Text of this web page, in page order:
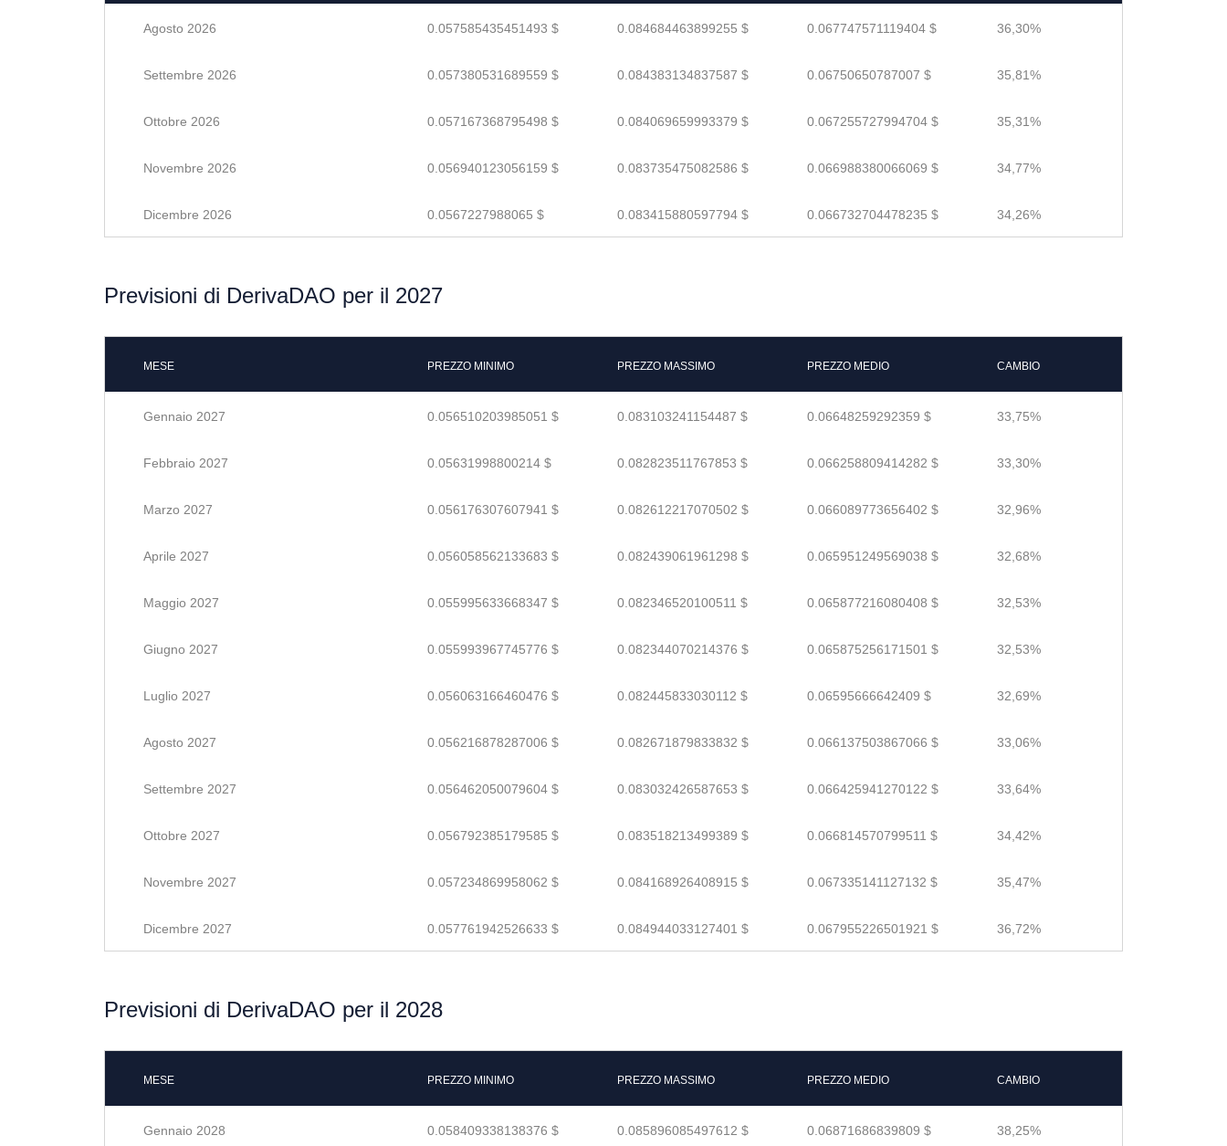
Agosto 2026 0.057585435451493 $ 0.084684463899255 $ 0.067747571119404 $ 36,30%
Settembre 2026 0.057380531689559 $ 0.084383134837587 $ 0.06750650787007 $ 35,81%
Ottobre 2026 0.057167368795498 $ 0.084069659993379 $ 0.067255727994704 $ 35,31%
Novembre 2026 0.056940123056159 $ 0.083735475082586 $ 0.066988380066069 $ 34,77%
Dicembre 2026 0.0567227988065 $ 0.083415880597794 $ 0.066732704478235 $ 34,26%
Previsioni di DerivaDAO per il 2027
MESE PREZZO MINIMO PREZZO MASSIMO PREZZO MEDIO CAMBIO
Gennaio 2027 0.056510203985051 $ 0.083103241154487 $ 0.06648259292359 $ 33,75%
Febbraio 2027 0.05631998800214 $ 0.082823511767853 $ 0.066258809414282 $ 33,30%
Marzo 2027 0.056176307607941 $ 0.082612217070502 $ 0.066089773656402 $ 32,96%
Aprile 2027 0.056058562133683 $ 0.082439061961298 $ 0.065951249569038 $ 32,68%
Maggio 2027 0.055995633668347 $ 0.082346520100511 $ 0.065877216080408 $ 32,53%
Giugno 2027 0.055993967745776 $ 0.082344070214376 $ 0.065875256171501 $ 32,53%
Luglio 2027 0.056063166460476 $ 0.082445833030112 $ 0.06595666642409 $ 32,69%
Agosto 2027 0.056216878287006 $ 0.082671879833832 $ 0.066137503867066 $ 33,06%
Settembre 2027 0.056462050079604 $ 0.083032426587653 $ 0.066425941270122 $ 33,64%
Ottobre 2027 0.056792385179585 $ 0.083518213499389 $ 0.066814570799511 $ 34,42%
Novembre 2027 0.057234869958062 $ 0.084168926408915 $ 0.067335141127132 $ 35,47%
Dicembre 2027 0.057761942526633 $ 0.084944033127401 $ 0.067955226501921 $ 36,72%
Previsioni di DerivaDAO per il 2028
MESE PREZZO MINIMO PREZZO MASSIMO PREZZO MEDIO CAMBIO
Gennaio 2028 0.058409338138376 $ 0.085896085497612 $ 0.06871686839809 $ 38,25%